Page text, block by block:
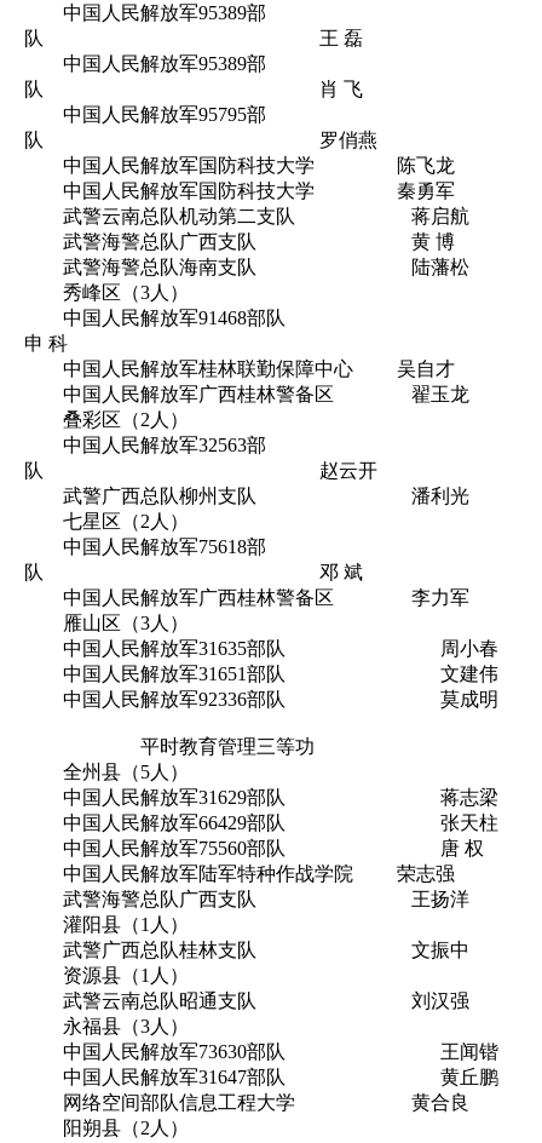
中国人民解放军95389部
队 王 磊
中国人民解放军95389部
队 肖 飞
中国人民解放军95795部
队 罗俏燕
中国人民解放军国防科技大学 陈飞龙
中国人民解放军国防科技大学 秦勇军
武警云南总队机动第二支队 蒋启航
武警海警总队广西支队 黄 博
武警海警总队海南支队 陆藩松
秀峰区（3人）
中国人民解放军91468部队
申 科
中国人民解放军桂林联勤保障中心 吴自才
中国人民解放军广西桂林警备区 翟玉龙
叠彩区（2人）
中国人民解放军32563部
队 赵云开
武警广西总队柳州支队 潘利光
七星区（2人）
中国人民解放军75618部
队 邓 斌
中国人民解放军广西桂林警备区 李力军
雁山区（3人）
中国人民解放军31635部队 周小春
中国人民解放军31651部队 文建伟
中国人民解放军92336部队 莫成明
平时教育管理三等功
全州县（5人）
中国人民解放军31629部队 蒋志梁
中国人民解放军66429部队 张天柱
中国人民解放军75560部队 唐 权
中国人民解放军陆军特种作战学院 荣志强
武警海警总队广西支队 王扬洋
灌阳县（1人）
武警广西总队桂林支队 文振中
资源县（1人）
武警云南总队昭通支队 刘汉强
永福县（3人）
中国人民解放军73630部队 王闻锴
中国人民解放军31647部队 黄丘鹏
网络空间部队信息工程大学 黄合良
阳朔县（2人）